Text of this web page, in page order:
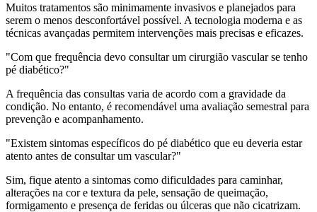
Muitos tratamentos são minimamente invasivos e planejados para
serem o menos desconfortável possível. A tecnologia moderna e as
técnicas avançadas permitem intervenções mais precisas e eficazes.
"Com que frequência devo consultar um cirurgião vascular se tenho
pé diabético?"
A frequência das consultas varia de acordo com a gravidade da
condição. No entanto, é recomendável uma avaliação semestral para
prevenção e acompanhamento.
"Existem sintomas específicos do pé diabético que eu deveria estar
atento antes de consultar um vascular?"
Sim, fique atento a sintomas como dificuldades para caminhar,
alterações na cor e textura da pele, sensação de queimação,
formigamento e presença de feridas ou úlceras que não cicatrizam.